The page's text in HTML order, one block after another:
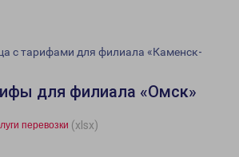
с тарифами для филиала «Каменск-
для филиала «Омск»
перевозки (xlsx)